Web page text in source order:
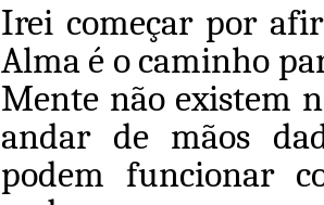
Irei começar por
Alma é o caminho
Mente não existem
andar de mãos
podem funcionar